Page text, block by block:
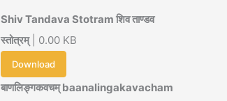
Shiv Tandava Stotram शिव ताण्डव
स्तोत्रम्| 0.00 KB
Download
बाणलिङ्गकवचम् baanalingakavacham